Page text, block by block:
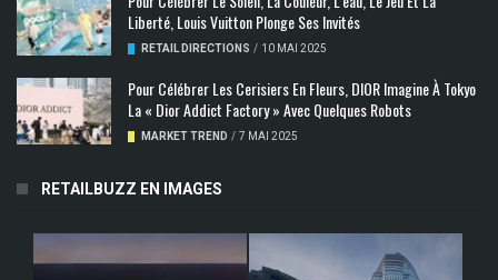
Liberté, Louis Vuitton Plonge Ses Invités
RETAIL DIRECTIONS / 10 MAI 2025
Pour Célébrer Les Cerisiers En Fleurs, DIOR Imagine À Tokyo
La « Dior Addict Factory » Avec Quelques Robots
MARKET TREND / 7 MAI 2025
RETAILBUZZ EN IMAGES